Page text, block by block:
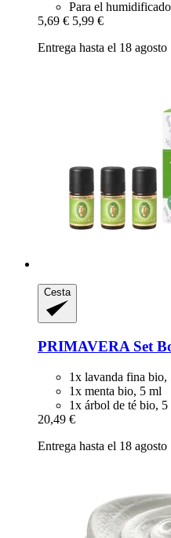
Para el
5,69 € 5,99 €
Entrega hasta el 18 agosto
Cesta
PRIMAVERA Set
1x lavanda fina bio,
1x menta bio, 5 ml
1x árbol de té bio, 5
20,49 €
Entrega hasta el 18 agosto